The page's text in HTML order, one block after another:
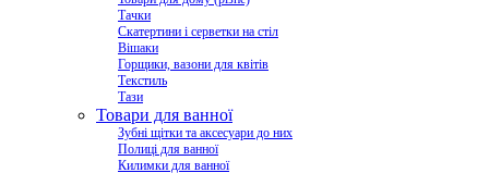
Тачки
Скатертини і серветки на стіл
Вішаки
Горщики, вазони для квітів
Текстиль
Тази
Товари для ванної
Зубні щітки та аксесуари до них
Полиці для ванної
Килимки для ванної